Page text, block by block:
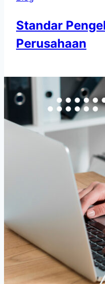
Standar
Perusahaan